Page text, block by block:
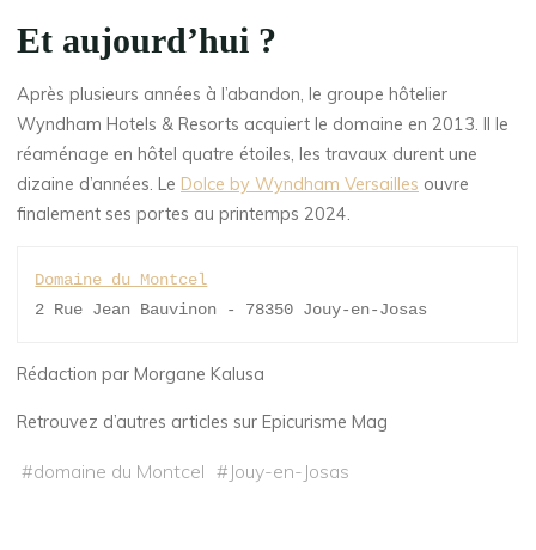
Et aujourd’hui ?
Après plusieurs années à l’abandon, le groupe hôtelier
Wyndham Hotels & Resorts acquiert le domaine en 2013. Il le
réaménage en hôtel quatre étoiles, les travaux durent une
dizaine d’années. Le Dolce by Wyndham Versailles ouvre
finalement ses portes au printemps 2024.
Domaine du Montcel
2 Rue Jean Bauvinon - 78350 Jouy-en-Josas
Rédaction par Morgane Kalusa
Retrouvez d’autres articles sur Epicurisme Mag
#domaine du Montcel # Jouy-en-Josas